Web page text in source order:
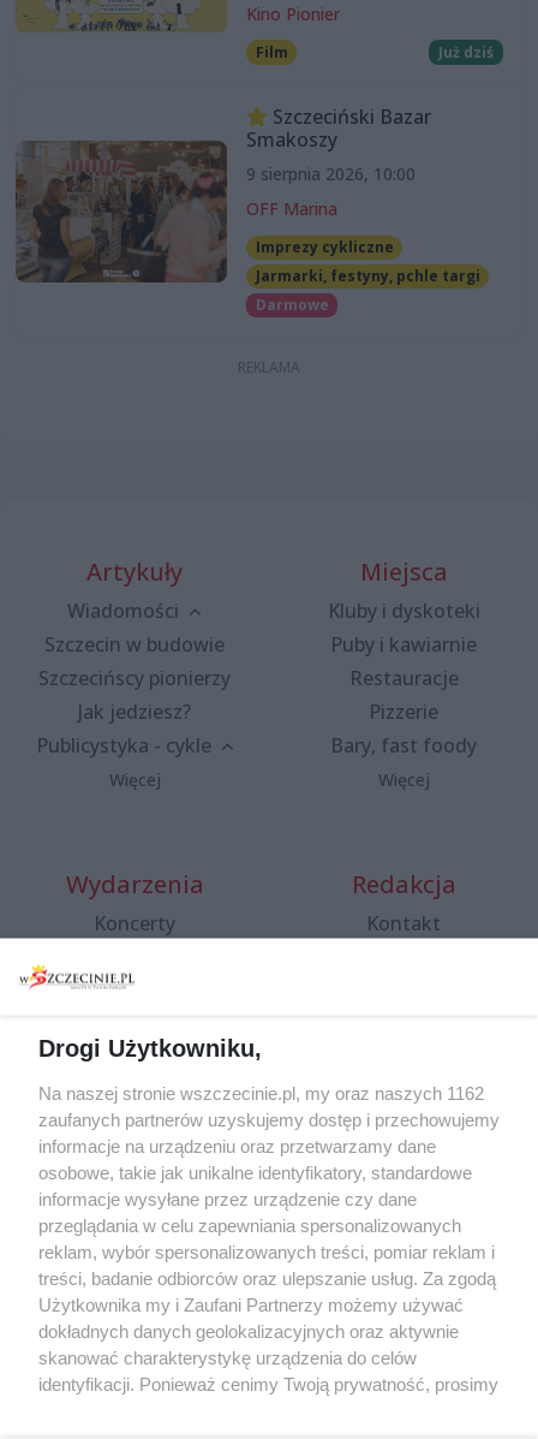
Kino Pionier
Film Już dziś
Szczeciński Bazar
Smakoszy
9 sierpnia 2026, 10:00
OFF Marina
Imprezy cykliczne
Jarmarki, festyny, pchle targi
Darmowe
Artykuły
Wiadomości
Szczecin w budowie
Szczecińscy pionierzy
Jak jedziesz?
Publicystyka - cykle
Więcej
Miejsca
Kluby i dyskoteki
Puby i kawiarnie
Restauracje
Pizzerie
Bary, fast foody
Więcej
Wydarzenia
Koncerty
Spacery i oprowadzania
targi
Wernisaże
Więcej
Redakcja
Kontakt
Specjalny koncert z okazji
20. urodzin portalu
wSzczecinie.pl
Regulamin konkursów
śniadaniówka "Hej
Szczecin! Jest piątek!"
Partnerzy
Praca Szczecin
Drogi Użytkowniku,
Na naszej stronie wszczecinie.pl, my oraz naszych 1162
zaufanych partnerów uzyskujemy dostęp i przechowujemy
informacje na urządzeniu oraz przetwarzamy dane
osobowe, takie jak unikalne identyfikatory, standardowe
informacje wysyłane przez urządzenie czy dane
przeglądania w celu zapewniania spersonalizowanych
reklam, wybór spersonalizowanych treści, pomiar reklam i
treści, badanie odbiorców oraz ulepszanie usług. Za zgodą
Użytkownika my i Zaufani Partnerzy możemy używać
dokładnych danych geolokalizacyjnych oraz aktywnie
skanować charakterystykę urządzenia do celów
identyfikacji. Ponieważ cenimy Twoją prywatność, prosimy